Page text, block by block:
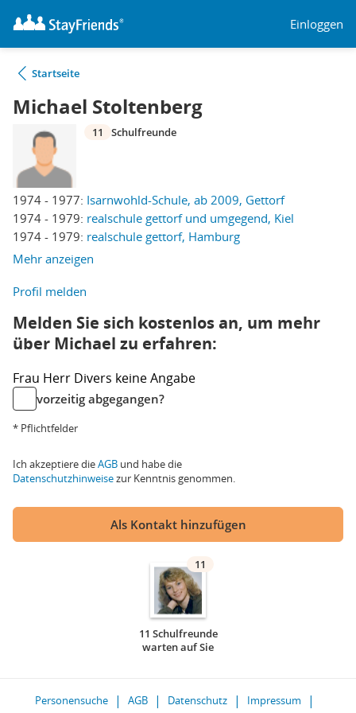
Einloggen
Startseite
Michael Stoltenberg
1974 - 1977: Isarnwohld-Schule, ab 2009, Gettorf
1974 - 1979: realschule gettorf und umgegend, Kiel
1974 - 1979: realschule gettorf, Hamburg
Mehr anzeigen
11 Schulfreunde
Profil melden
Melden Sie sich kostenlos an, um mehr
über Michael zu erfahren:
Frau Herr Divers keine Angabe
vorzeitig abgegangen?
* Pflichtfelder
Ich akzeptiere dieAGB und habe die
Datenschutzhinweisezur Kenntnis genommen.
Als Kontakt hinzufügen
11
11 Schulfreunde
warten auf Sie
Personensuche AGB Datenschutz
Impressum